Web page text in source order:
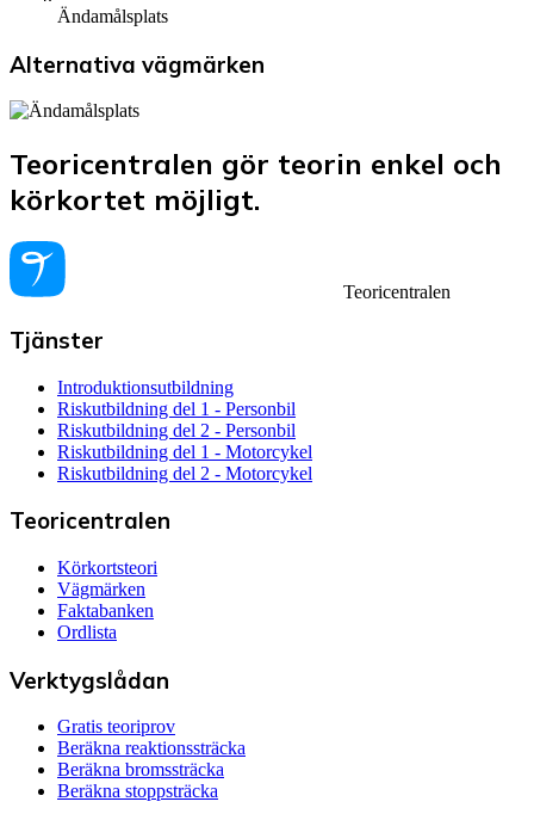
Ändamålsplats
Alternativa vägmärken
Teoricentralen gör teorin enkel och
körkortet möjligt.
Teoricentralen
Tjänster
Introduktionsutbildning
Riskutbildning del 1 - Personbil
Riskutbildning del 2 - Personbil
Riskutbildning del 1 - Motorcykel
Riskutbildning del 2 - Motorcykel
Teoricentralen
Körkortsteori
Vägmärken
Faktabanken
Ordlista
Verktygslådan
Gratis teoriprov
Beräkna reaktionssträcka
Beräkna bromssträcka
Beräkna stoppsträcka